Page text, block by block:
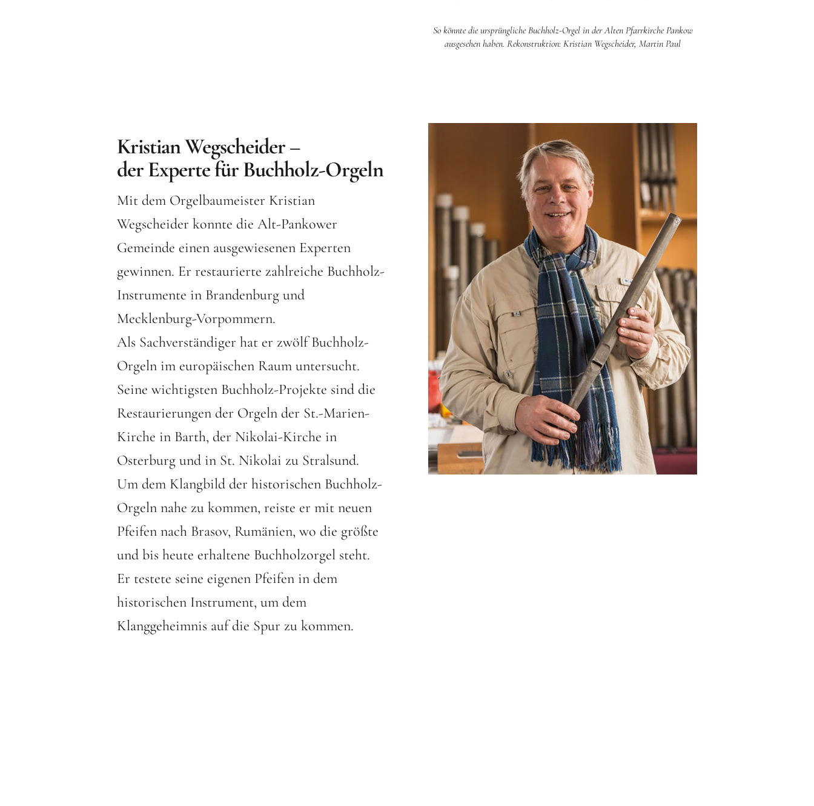
So könnte die ursprüngliche Buchholz-Orgel in der Alten Pfarrkirche Pankow
ausgesehen haben. Rekonstruktion: Kristian Wegscheider, Martin Paul
Kristian Wegscheider –
der Experte für Buchholz-Orgeln
Mit dem Orgelbaumeister Kristian
Wegscheider konnte die Alt-Pankower
Gemeinde einen ausgewiesenen Experten
gewinnen. Er restaurierte zahlreiche Buchholz-
Instrumente in Brandenburg und
Mecklenburg-Vorpommern.
Als Sachverständiger hat er zwölf Buchholz-
Orgeln im europäischen Raum untersucht.
Seine wichtigsten Buchholz-Projekte sind die
Restaurierungen der Orgeln der St.-Marien-
Kirche in Barth, der Nikolai-Kirche in
Osterburg und in St. Nikolai zu Stralsund.
Um dem Klangbild der historischen Buchholz-
Orgeln nahe zu kommen, reiste er mit neuen
Pfeifen nach Brasov, Rumänien, wo die größte
und bis heute erhaltene Buchholzorgel steht.
Er testete seine eigenen Pfeifen in dem
historischen Instrument, um dem
Klanggeheimnis auf die Spur zu kommen.